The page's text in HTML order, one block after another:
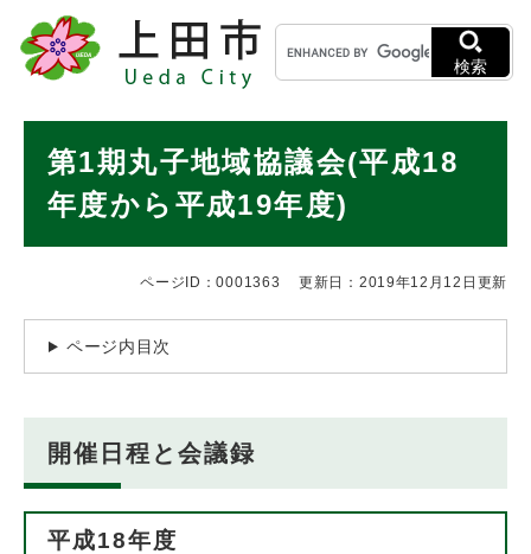
メニューを飛ばして本文へ
キ
ー
ワ
検
検索
第1期丸子地域協議会(平成18
年度から平成19年度)
ページID：0001363 更新日：2019年12月12日更新
ページ内目次
開催日程と会議録
平成18年度